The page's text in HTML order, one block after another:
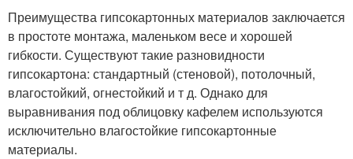
Преимущества гипсокартонных материалов заключается
в простоте монтажа, маленьком весе и хорошей
гибкости. Существуют такие разновидности
гипсокартона: стандартный (стеновой), потолочный,
влагостойкий, огнестойкий и т д. Однако для
выравнивания под облицовку кафелем используются
исключительно влагостойкие гипсокартонные
материалы.